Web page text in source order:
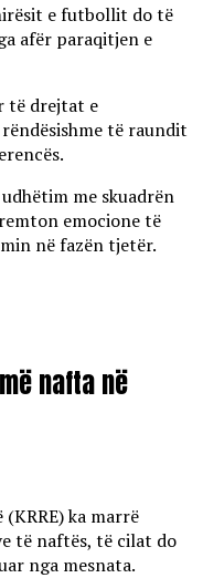
e futbollit do të
afër paraqitjen e
të drejtat e
të raundit
me skuadrën
emocione të
në fazën tjetër.
nafta në
ka marrë
të naftës, të cilat do
nga mesnata.